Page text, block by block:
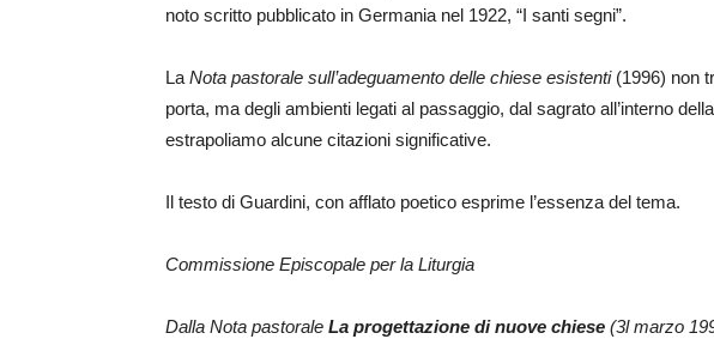
noto scritto pubblicato in Germania nel 1922, “I santi segni”.
La Nota pastorale sull’adeguamento delle chiese esistenti(1996) non
porta, ma degli ambienti legati al passaggio, dal sagrato all’interno
estrapoliamo alcune citazioni significative.
Il testo di Guardini, con afflato poetico esprime l’essenza del tema.
Commissione Episcopale per la Liturgia
Dalla Nota pastorale La progettazione di nuove chiese (3l marzo